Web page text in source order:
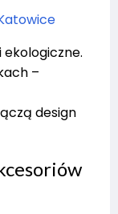
ekologiczne.
–
design